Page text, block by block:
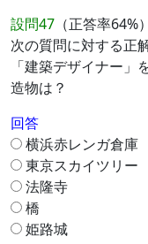
設問47 （正答率64%）
次の質問に対する正
「建築デザイナー
造物は？
回答
横浜赤レンガ倉庫
東京スカイツリー
法隆寺
橋
姫路城